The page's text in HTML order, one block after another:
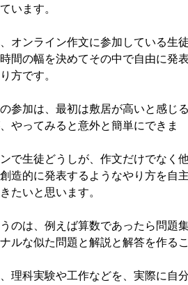
います。
オンライン作文に参加している生
間の幅を決めてその中で自由に発
方です。
参加は、最初は敷居が高いと感じ
やってみると意外と簡単にできま
で生徒どうしが、作文だけでなく
造的に発表するようなやり方を自
たいと思います。
のは、例えば算数であったら問題
ルな似た問題と解説と解答を作る
理科実験や工作などを、実際に自